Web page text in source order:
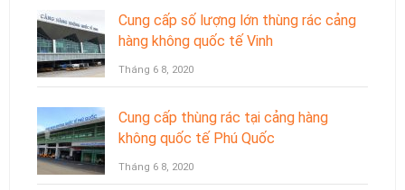
Cung cấp số lượng lớn thùng rác cảng
hàng không quốc tế Vinh
Tháng 6 8, 2020
Cung cấp thùng rác tại cảng hàng
không quốc tế Phú Quốc
Tháng 6 8, 2020